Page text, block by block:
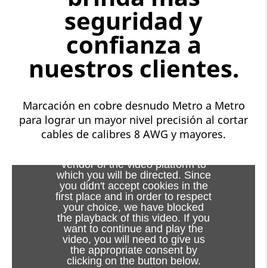
seguridad y
confianza a
nuestros clientes.
Marcación en cobre desnudo Metro a Metro
para lograr un mayor nivel precisión al cortar
cables de calibres 8 AWG y mayores.
Viewing this video may result in
vendor of the video platform to
which you will be directed. Since
you didn't accept cookies in the
first place and in order to respect
your choice, we have blocked
the playback of this video. If you
want to continue and play the
video, you will need to give us
the appropriate consent by
clicking on the button below.